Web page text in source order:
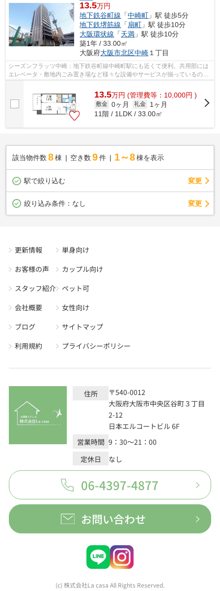
13.5万円
地下鉄谷町線 「中崎町 」駅 徒歩5分
地下鉄堺筋線 「 扇町 」駅 徒歩10分
大阪環状線 「天満 」駅 徒歩10分
築1年 / 33.00㎡
大阪府大阪市北区中崎 １丁目
シーズンフラッツ中崎：地下鉄谷町線中崎町駅にも近くて便利。共用部には
エレベータ・敷地内ごみ置き場など様々な設備やサービスが揃っているので
13.5万円 (管理費等：10,000円 )
敷金 0ヶ月 礼金
1ヶ月
11階 / 1LDK / 33.00㎡
該当物件数 8棟 空き数 9 件 1～8 棟を表示
駅で絞り込む 変更
絞り込み条件： なし 変更
更新情報
お客様の声
スタッフ紹介
会社概要
ブログ
利用規約
単身向け
カップル向け
ペット可
女性向け
サイトマップ
プライバシーポリシー
住所
〒540-0012
大阪府大阪市中央区谷町３丁目
2-12
日本エルコートビル 6F
営業時間 9：30～21：00
定休日
なし
06-4397-4877
お問い合わせ
(c) 株式会社La casa All Rights Reserved.